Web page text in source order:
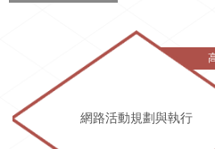
網路活動規劃與執行